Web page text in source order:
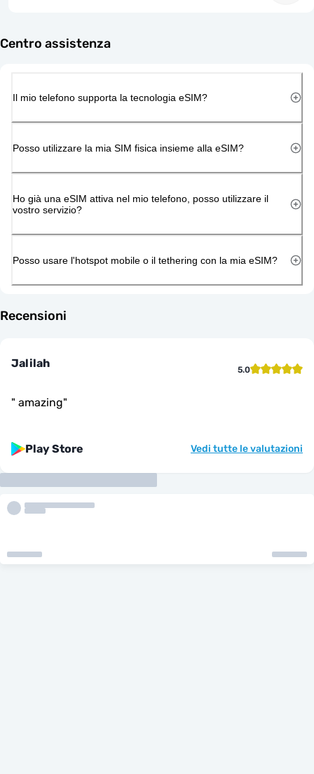
Centro assistenza
Il mio telefono supporta la tecnologia eSIM?
Posso utilizzare la mia SIM fisica insieme alla eSIM?
Ho già una eSIM attiva nel mio telefono, posso utilizzare il
vostro servizio?
Posso usare l'hotspot mobile o il tethering con la mia eSIM?
Recensioni
Jalilah 5.0
" amazing"
Play Store Vedi tutte le valutazioni